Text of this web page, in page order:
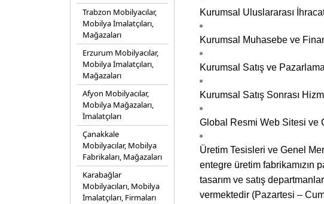
Trabzon Mobilyacılar,
Mobilya İmalatçıları,
Mağazaları
Erzurum Mobilyacılar,
Mobilya İmalatçıları,
Mağazaları
Afyon Mobilyacılar,
Mobilya Mağazaları,
İmalatçıları
Çanakkale
Mobilyacılar, Mobilya
Fabrikaları, Mağazaları
Karabağlar
Mobilyacıları, Mobilya
İmalatçıları, Firmaları
Kurumsal Uluslararası
Kurumsal Muhasebe ve
Kurumsal Satış ve
Kurumsal Satış Sonrası
Global Resmi Web Sitesi ve
Üretim Tesisleri ve Genel
entegre üretim fabrikamızın
tasarım ve satış
vermektedir (Pazartesi –